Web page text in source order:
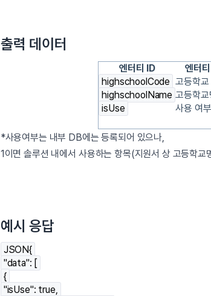
출력 데이터
엔터티 ID
엔터
highschoolCode 고등학
highschoolName 고등학교
isUse
사용 여부
*사용여부는 내부 DB에는 등록되어 있으나,
1이면 솔루션 내에서 사용하는 항목(지원서 상 고등학
예시 응답
JSON{
"data": [
{
"isUse": true,